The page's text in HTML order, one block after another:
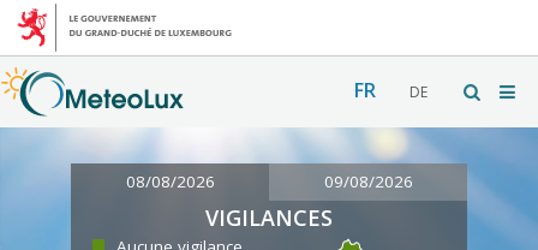
FR DE
08/08/2026 09/08/2026
VIGILANCES